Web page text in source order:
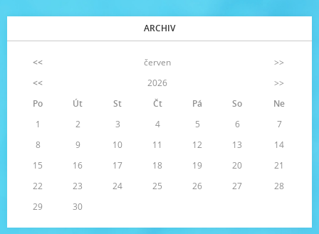
ARCHIV
<< červen
>>
<<
2026
>>
Po
Út St Čt Pá So
Ne
1
2 3 4 5 6
7
8
9 10 11 12 13
14
15
16 17 18 19 20
21
22
23 24 25 26 27
28
29
30